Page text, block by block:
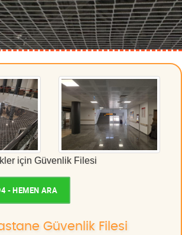
için Güvenlik Filesi
- HEMEN ARA
Güvenlik Filesi